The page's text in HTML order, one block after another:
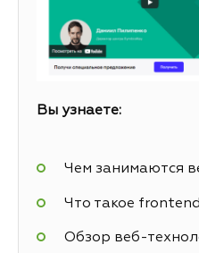
Вы узнаете:
Чем занимаются
Что такое
Обзор веб-